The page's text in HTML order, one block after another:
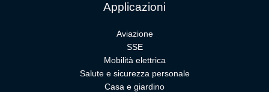
Applicazioni
Aviazione
SSE
Mobilità elettrica
Salute e sicurezza personale
Casa e giardino